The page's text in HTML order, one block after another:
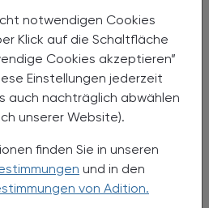
notwendigen Cookies
Klick auf die Schaltfläche
Cookies akzeptieren”
Einstellungen jederzeit
auch nachträglich abwählen
unserer Website).
finden Sie in unseren
und in den
von Adition.